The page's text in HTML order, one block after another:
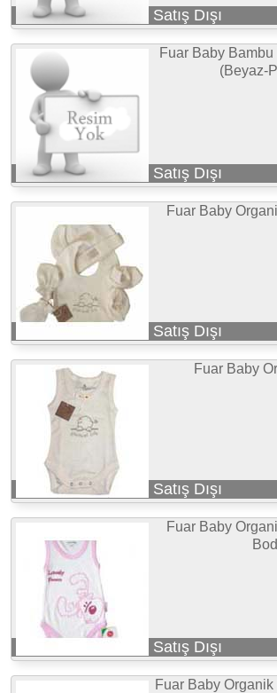
Satış Dışı
Fuar Baby
(Beyaz-
Satış Dışı
Fuar Baby
Satış Dışı
Fuar Baby
Satış Dışı
Fuar Baby
Satış Dışı
Fuar Baby